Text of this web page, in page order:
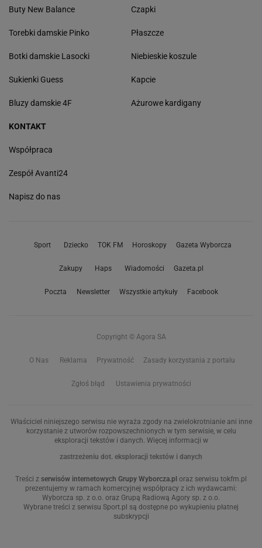
Buty New Balance
Torebki damskie Pinko
Botki damskie Lasocki
Sukienki Guess
Bluzy damskie 4F
Czapki
Płaszcze
Niebieskie koszule
Kapcie
Ażurowe kardigany
KONTAKT
Współpraca
Zespół Avanti24
Napisz do nas
Sport Dziecko TOK FM Horoskopy Gazeta Wyborcza
Zakupy Haps Wiadomości Gazeta.pl
Poczta Newsletter Wszystkie artykuły Facebook
Copyright © Agora SA
O Nas Reklama Prywatność Zasady korzystania z portalu
Zgłoś błąd Ustawienia prywatności
Właściciel niniejszego serwisu nie wyraża zgody na zwielokrotnianie ani inne
korzystanie z utworów rozpowszechnionych w tym serwisie, w celu
eksploracji tekstów i danych. Więcej informacji w
zastrzeżeniu dot. eksploracji tekstów i danych
Treści z serwisów internetowych Grupy Wyborcza.pl oraz serwisu tokfm.pl
prezentujemy w ramach komercyjnej współpracy z ich wydawcami:
Wyborcza sp. z o.o. oraz Grupą Radiową Agory sp. z o.o.
Wybrane treści z serwisu Sport.pl są dostępne po wykupieniu płatnej
subskrypcji